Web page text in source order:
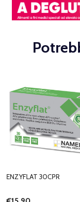
ENZYFLAT 30CPR